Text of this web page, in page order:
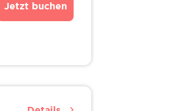
Jetzt buchen